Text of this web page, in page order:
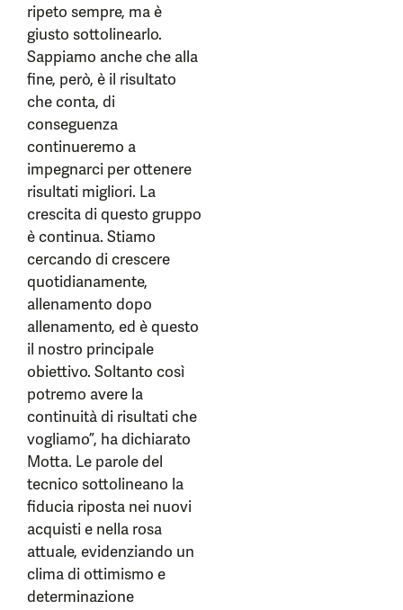
ripeto sempre, ma è
giusto sottolinearlo.
Sappiamo anche che alla
fine, però, è il risultato
che conta, di
conseguenza
continueremo a
impegnarci per ottenere
risultati migliori. La
crescita di questo gruppo
è continua. Stiamo
cercando di crescere
quotidianamente,
allenamento dopo
allenamento, ed è questo
il nostro principale
obiettivo. Soltanto così
potremo avere la
continuità di risultati che
vogliamo”, ha dichiarato
Motta. Le parole del
tecnico sottolineano la
fiducia riposta nei nuovi
acquisti e nella rosa
attuale, evidenziando un
clima di ottimismo e
determinazione